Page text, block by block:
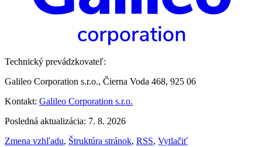
Technický prevádzkovateľ:
Galileo Corporation s.r.o., Čierna Voda 468, 925 06
Kontakt: Galileo Corporation s.r.o.
Posledná aktualizácia: 7. 8. 2026
Zmena vzhľadu, Štruktúra stránok, RSS, Vytlačiť